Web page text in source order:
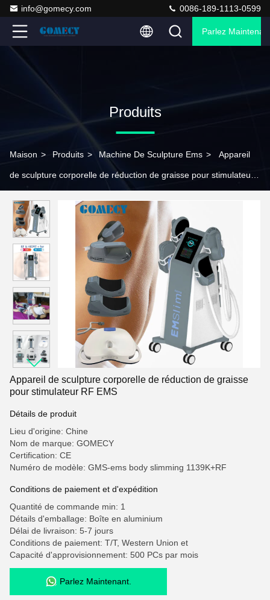
info@gomecy.com 0086-189-1113-0599
Parlez
Produits
Maison > Produits > Machine De Sculpture Ems > Appareil
de sculpture corporelle de réduction de graisse pour stimulateur
Appareil de sculpture corporelle de réduction de graisse
pour stimulateur RF EMS
Détails de produit
Lieu d'origine: Chine
Nom de marque: GOMECY
Certification: CE
Numéro de modèle: GMS-ems body slimming 1139K+RF
Conditions de paiement et d'expédition
Quantité de commande min: 1
Détails d'emballage: Boîte en aluminium
Délai de livraison: 5-7 jours
Conditions de paiement: T/T, Western Union et
Capacité d'approvisionnement: 500 PCs par mois
Parlez Maintenant.